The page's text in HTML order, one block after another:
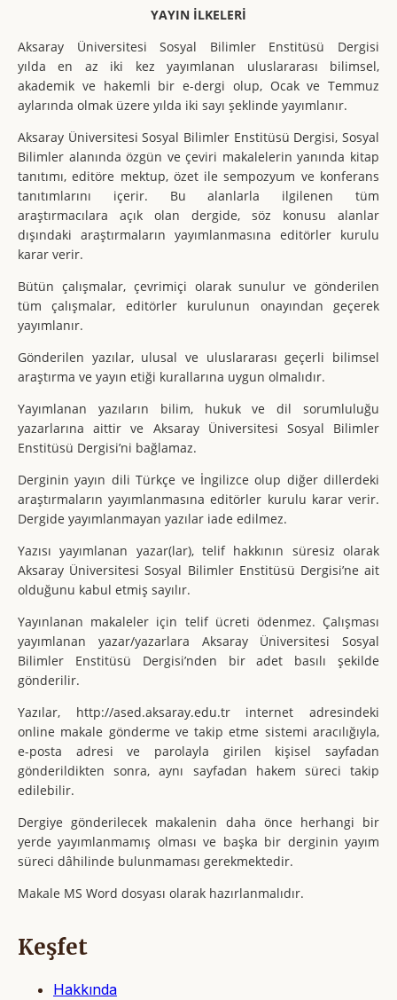
YAYIN İLKELERİ
Aksaray Üniversitesi Sosyal Bilimler Enstitüsü Dergisi
yılda en az iki kez yayımlanan uluslararası bilimsel,
akademik ve hakemli bir e-dergi olup, Ocak ve Temmuz
aylarında olmak üzere yılda iki sayı şeklinde yayımlanır.
Aksaray Üniversitesi Sosyal Bilimler Enstitüsü Dergisi, Sosyal
Bilimler alanında özgün ve çeviri makalelerin yanında kitap
tanıtımı, editöre mektup, özet ile sempozyum ve konferans
tanıtımlarını içerir. Bu alanlarla ilgilenen tüm
araştırmacılara açık olan dergide, söz konusu alanlar
dışındaki araştırmaların yayımlanmasına editörler kurulu
karar verir.
Bütün çalışmalar, çevrimiçi olarak sunulur ve gönderilen
tüm çalışmalar, editörler kurulunun onayından geçerek
yayımlanır.
Gönderilen yazılar, ulusal ve uluslararası geçerli bilimsel
araştırma ve yayın etiği kurallarına uygun olmalıdır.
Yayımlanan yazıların bilim, hukuk ve dil sorumluluğu
yazarlarına aittir ve Aksaray Üniversitesi Sosyal Bilimler
Enstitüsü Dergisi’ni bağlamaz.
Derginin yayın dili Türkçe ve İngilizce olup diğer dillerdeki
araştırmaların yayımlanmasına editörler kurulu karar verir.
Dergide yayımlanmayan yazılar iade edilmez.
Yazısı yayımlanan yazar(lar), telif hakkının süresiz olarak
Aksaray Üniversitesi Sosyal Bilimler Enstitüsü Dergisi’ne ait
olduğunu kabul etmiş sayılır.
Yayınlanan makaleler için telif ücreti ödenmez. Çalışması
yayımlanan yazar/yazarlara Aksaray Üniversitesi Sosyal
Bilimler Enstitüsü Dergisi’nden bir adet basılı şekilde
gönderilir.
Yazılar, http://ased.aksaray.edu.tr internet adresindeki
online makale gönderme ve takip etme sistemi aracılığıyla,
e-posta adresi ve parolayla girilen kişisel sayfadan
gönderildikten sonra, aynı sayfadan hakem süreci takip
edilebilir.
Dergiye gönderilecek makalenin daha önce herhangi bir
yerde yayımlanmamış olması ve başka bir derginin yayım
süreci dâhilinde bulunmaması gerekmektedir.
Makale MS Word dosyası olarak hazırlanmalıdır.
Keşfet
Hakkında